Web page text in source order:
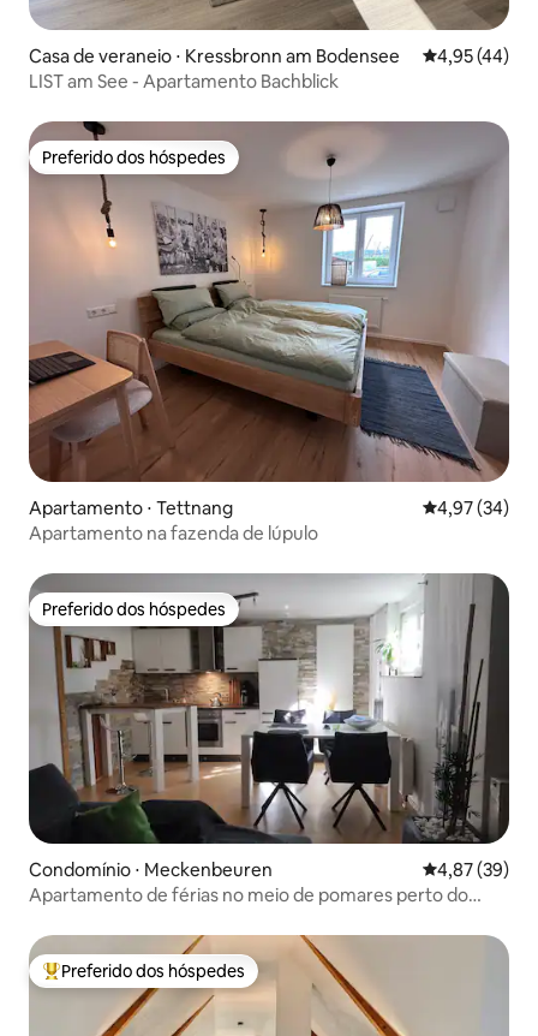
Casa de veraneio ⋅ Kressbronn am Bodensee 4,95 de uma
4,95 (44)
LIST am See - Apartamento Bachblick
Preferido dos hóspedes
Preferido dos hóspedes
Apartamento ⋅ Tettnang 4,97 de uma
4,97 (34)
Apartamento na fazenda de lúpulo
Preferido dos hóspedes
Preferido dos hóspedes
Condomínio ⋅ Meckenbeuren 4,87 de uma
4,87 (39)
Apartamento de férias no meio de pomares perto do
Entre os melhores preferidos dos hóspedes
Preferido dos hóspedes